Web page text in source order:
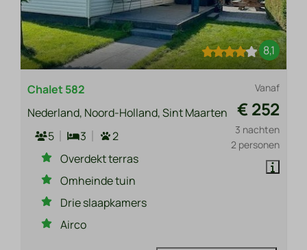
8,1
Vanaf
€ 252
3 nachten
2 personen
Chalet 582
Nederland, Noord-Holland, Sint Maarten
5
3
2
Overdekt terras
Omheinde tuin
Drie slaapkamers
Airco